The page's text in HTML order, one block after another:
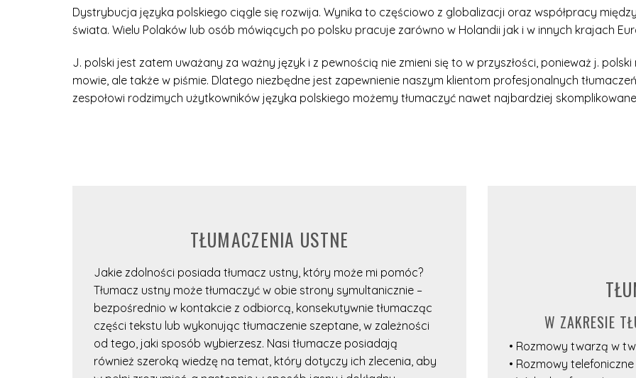
Dystrybucja języka polskiego ciągle się rozwija. Wynika to częściowo z globalizacji oraz współpracy
świata. Wielu Polaków lub osób mówiących po polsku pracuje zarówno w Holandii jak i w innych krajach
J. polski jest zatem uważany za ważny język i z pewnością nie zmieni się to w przyszłości, ponieważ j.
mowie, ale także w piśmie. Dlatego niezbędne jest zapewnienie naszym klientom profesjonalnych
zespołowi rodzimych użytkowników języka polskiego możemy tłumaczyć nawet najbardziej
TŁUMACZENIA USTNE
Jakie zdolności posiada tłumacz ustny, który może mi pomóc?
Tłumacz ustny może tłumaczyć w obie strony symultanicznie –
bezpośrednio w kontakcie z odbiorcą, konsekutywnie tłumacząc
części tekstu lub wykonując tłumaczenie szeptane, w zależności
od tego, jaki sposób wybierzesz. Nasi tłumacze posiadają
również szeroką wiedzę na temat, który dotyczy ich zlecenia, aby
W ZAKRESIE
• Rozmowy twarzą w
• Rozmowy telefoniczne